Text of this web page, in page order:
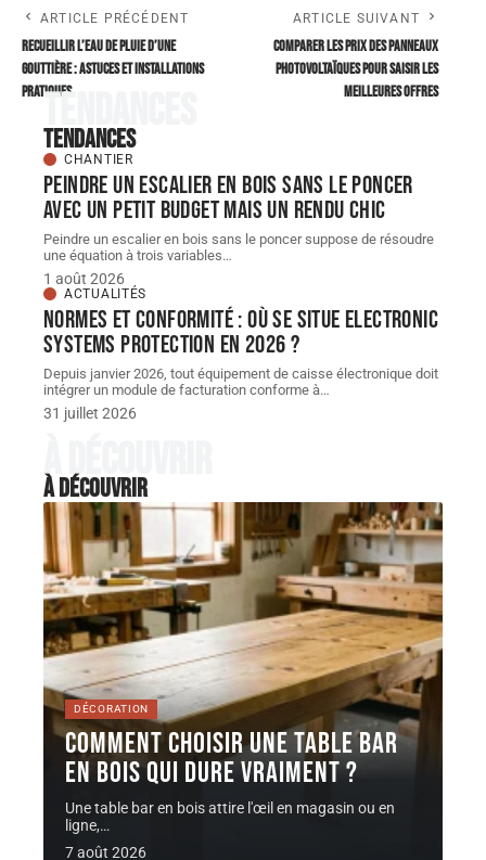
ARTICLE PRÉCÉDENT
Recueillir l’eau de pluie d’une
gouttière : astuces et installations
pratiques
ARTICLE SUIVANT
Comparer les prix des panneaux
photovoltaïques pour saisir les
meilleures offres
Tendances
Tendances
CHANTIER
Peindre un escalier en bois sans le poncer
avec un petit budget mais un rendu chic
Peindre un escalier en bois sans le poncer suppose de résoudre
une équation à trois variables…
1 août 2026
ACTUALITÉS
Normes et conformité : où se situe Electronic
Systems Protection en 2026 ?
Depuis janvier 2026, tout équipement de caisse électronique doit
intégrer un module de facturation conforme à…
31 juillet 2026
À découvrir
À découvrir
DÉCORATION
Comment choisir une Table bar
en bois qui dure vraiment ?
Une table bar en bois attire l'œil en magasin ou en
ligne,…
7 août 2026